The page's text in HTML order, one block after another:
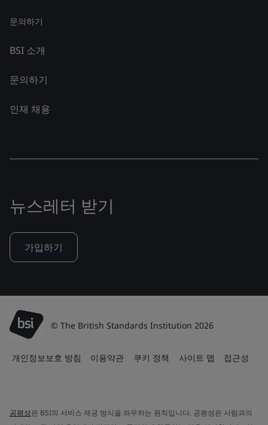
문의하기
BSI 소개
문의하기
인재 채용
뉴스레터 받기
가입하기
© The British Standards Institution 2026
개인정보보호 방침 이용약관 쿠키 정책 사이트 맵 접근성
공평성은 BSI의 서비스 제공 방식을 좌우하는 원칙입니다. 공평성은 사람과의